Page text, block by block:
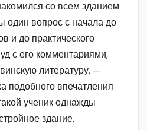
со всем зданием
один вопрос с начала до
и до практического
с его комментариями,
литературу, —
подобного впечатления
ученик однажды
здание,